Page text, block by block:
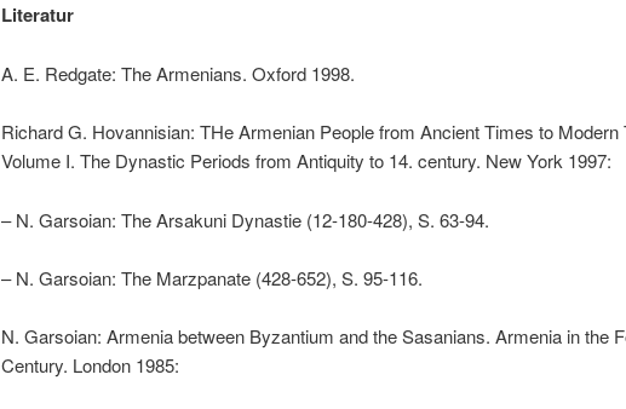
Literatur
A. E. Redgate: The Armenians. Oxford 1998.
Richard G. Hovannisian: THe Armenian People from Ancient Times to Modern
Volume I. The Dynastic Periods from Antiquity to 14. century. New York 1997:
– N. Garsoian: The Arsakuni Dynastie (12-180-428), S. 63-94.
– N. Garsoian: The Marzpanate (428-652), S. 95-116.
N. Garsoian: Armenia between Byzantium and the Sasanians. Armenia in the
Century. London 1985: